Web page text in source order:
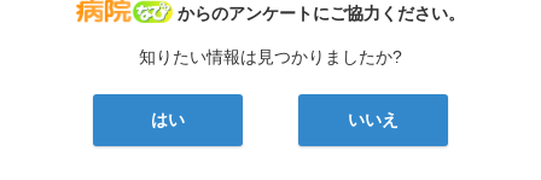
病院なび
からのアンケートにご協力ください。
知りたい情報は見つかりましたか?
はい いいえ